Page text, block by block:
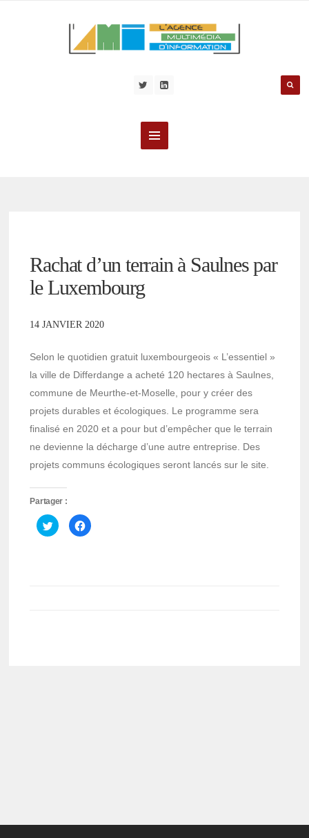
Rachat d’un terrain à Saulnes par
le Luxembourg
14 JANVIER 2020
Selon le quotidien gratuit luxembourgeois « L’essentiel »
la ville de Differdange a acheté 120 hectares à Saulnes,
commune de Meurthe-et-Moselle, pour y créer des
projets durables et écologiques. Le programme sera
finalisé en 2020 et a pour but d’empêcher que le terrain
ne devienne la décharge d’une autre entreprise. Des
projets communs écologiques seront lancés sur le site.
Partager :
Cliquez
pour
partager
Cliquez
pour